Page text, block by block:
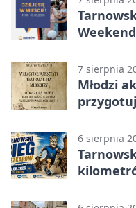
7 sierpnia
Młodzi
6 sierpnia